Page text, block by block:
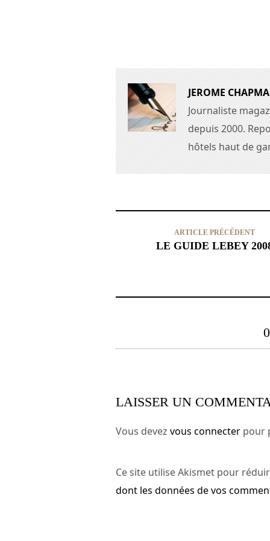
JEROME
Journaliste
depuis 2000.
hôtels haut de
ARTICLE PRÉCÉDENT
LE GUIDE LEBEY
LAISSER UN
Vous devez vous connecter pour
Ce site utilise Akismet pour
dont les données de vos